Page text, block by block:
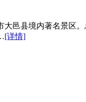
县境内著名景区。
[详情]